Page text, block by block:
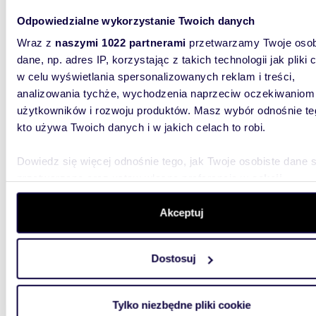
Odpowiedzialne wykorzystanie Twoich danych
Wraz z naszymi 1022 partnerami przetwarzamy Twoje
dane, np. adres IP, korzystając z takich technologii jak pliki
w celu wyświetlania spersonalizowanych reklam i treści,
analizowania tychże, wychodzenia naprzeciw oczekiwaniom
użytkowników i rozwoju produktów. Masz wybór odnośnie
kto używa Twoich danych i w jakich celach to robi.
Dowiedz się więcej odnośnie tego, jak Twoje osobiste dane
szczegółów. W Deklaracji plików cookie możesz zmienić
wycofać swoją zgodę w dowolnej chwili.
aby oferować funkcje społecznościowe i analizować ruch w
witrynie. Informacje o tym, jak korzystasz z naszej witryny,
analitycznym. Partnerzy mogą połączyć te informacje z
Akceptuj
Dostosuj
Tylko niezbędne pliki cookie
86m2
Lokal usługowy 86 m² przy głównej drodze
3